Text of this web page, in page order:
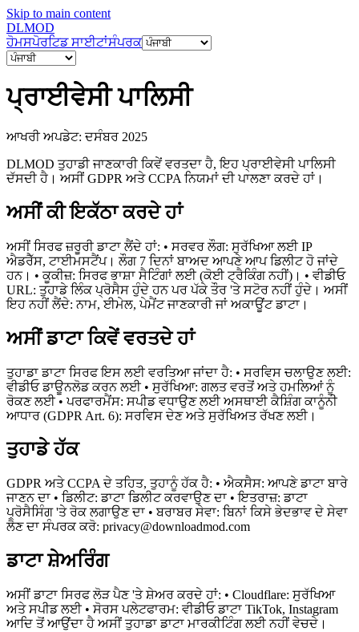
Skip to main content
DLMOD
ਹੋਮਸਪੋਰਟਿਡ ਸਾਈਟਾਂਸੰਪਰਕ
ਪ੍ਰਾਈਵੇਸੀ ਪਾਲਿਸੀ
ਆਖਰੀ ਅਪਡੇਟ: ਦਸੰਬਰ 2025
DLMOD ਤੁਹਾਡੀ ਜਾਣਕਾਰੀ ਕਿਵੇਂ ਵਰਤਦਾ ਹੈ, ਇਹ ਪ੍ਰਾਈਵੇਸੀ ਪਾਲਿਸੀ
ਦੱਸਦੀ ਹੈ। ਅਸੀਂ GDPR ਅਤੇ CCPA ਨਿਯਮਾਂ ਦੀ ਪਾਲਣਾ ਕਰਦੇ ਹਾਂ।
ਅਸੀਂ ਕੀ ਇਕੱਠਾ ਕਰਦੇ ਹਾਂ
ਅਸੀਂ ਸਿਰਫ ਜ਼ਰੂਰੀ ਡਾਟਾ ਲੈਂਦੇ ਹਾਂ: • ਸਰਵਰ ਲੌਗ: ਸੁਰੱਖਿਆ ਲਈ IP
ਐਡਰੈੱਸ, ਟਾਈਮਸਟੈਂਪ। ਲੌਗ 7 ਦਿਨਾਂ ਬਾਅਦ ਆਪਣੇ ਆਪ ਡਿਲੀਟ ਹੋ ਜਾਂਦੇ
ਹਨ। • ਕੂਕੀਜ਼: ਸਿਰਫ ਭਾਸ਼ਾ ਸੈਟਿੰਗਾਂ ਲਈ (ਕੋਈ ਟ੍ਰੈਕਿੰਗ ਨਹੀਂ)। • ਵੀਡੀਓ
URL: ਤੁਹਾਡੇ ਲਿੰਕ ਪ੍ਰੋਸੈਸ ਹੁੰਦੇ ਹਨ ਪਰ ਪੱਕੇ ਤੌਰ 'ਤੇ ਸਟੋਰ ਨਹੀਂ ਹੁੰਦੇ। ਅਸੀਂ
ਇਹ ਨਹੀਂ ਲੈਂਦੇ: ਨਾਮ, ਈਮੇਲ, ਪੇਮੈਂਟ ਜਾਣਕਾਰੀ ਜਾਂ ਅਕਾਊਂਟ ਡਾਟਾ।
ਅਸੀਂ ਡਾਟਾ ਕਿਵੇਂ ਵਰਤਦੇ ਹਾਂ
ਤੁਹਾਡਾ ਡਾਟਾ ਸਿਰਫ ਇਸ ਲਈ ਵਰਤਿਆ ਜਾਂਦਾ ਹੈ: • ਸਰਵਿਸ ਚਲਾਉਣ ਲਈ:
ਵੀਡੀਓ ਡਾਊਨਲੋਡ ਕਰਨ ਲਈ • ਸੁਰੱਖਿਆ: ਗਲਤ ਵਰਤੋਂ ਅਤੇ ਹਮਲਿਆਂ ਨੂੰ
ਰੋਕਣ ਲਈ • ਪਰਫਾਰਮੈਂਸ: ਸਪੀਡ ਵਧਾਉਣ ਲਈ ਅਸਥਾਈ ਕੈਸ਼ਿੰਗ ਕਾਨੂੰਨੀ
ਆਧਾਰ (GDPR Art. 6): ਸਰਵਿਸ ਦੇਣ ਅਤੇ ਸੁਰੱਖਿਅਤ ਰੱਖਣ ਲਈ।
ਤੁਹਾਡੇ ਹੱਕ
GDPR ਅਤੇ CCPA ਦੇ ਤਹਿਤ, ਤੁਹਾਨੂੰ ਹੱਕ ਹੈ: • ਐਕਸੈਸ: ਆਪਣੇ ਡਾਟਾ ਬਾਰੇ
ਜਾਣਨ ਦਾ • ਡਿਲੀਟ: ਡਾਟਾ ਡਿਲੀਟ ਕਰਵਾਉਣ ਦਾ • ਇਤਰਾਜ਼: ਡਾਟਾ
ਪ੍ਰੋਸੈਸਿੰਗ 'ਤੇ ਰੋਕ ਲਗਾਉਣ ਦਾ • ਬਰਾਬਰ ਸੇਵਾ: ਬਿਨਾਂ ਕਿਸੇ ਭੇਦਭਾਵ ਦੇ ਸੇਵਾ
ਲੈਣ ਦਾ ਸੰਪਰਕ ਕਰੋ: privacy@downloadmod.com
ਡਾਟਾ ਸ਼ੇਅਰਿੰਗ
ਅਸੀਂ ਡਾਟਾ ਸਿਰਫ ਲੋੜ ਪੈਣ 'ਤੇ ਸ਼ੇਅਰ ਕਰਦੇ ਹਾਂ: • Cloudflare: ਸੁਰੱਖਿਆ
ਅਤੇ ਸਪੀਡ ਲਈ • ਸੋਰਸ ਪਲੇਟਫਾਰਮ: ਵੀਡੀਓ ਡਾਟਾ TikTok, Instagram
ਆਦਿ ਤੋਂ ਆਉਂਦਾ ਹੈ ਅਸੀਂ ਤੁਹਾਡਾ ਡਾਟਾ ਮਾਰਕੀਟਿੰਗ ਲਈ ਨਹੀਂ ਵੇਚਦੇ।